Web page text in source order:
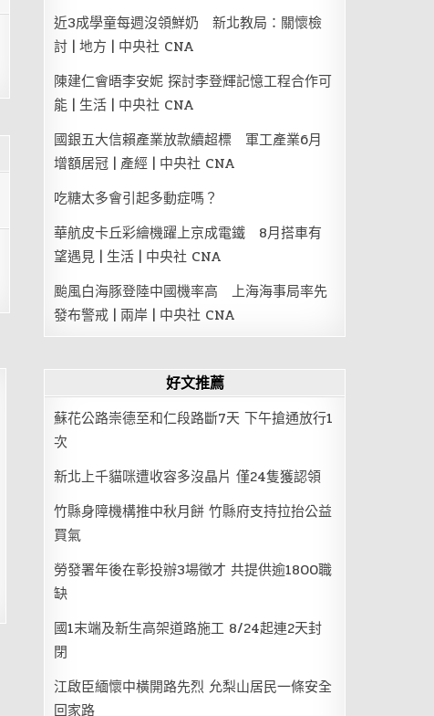
近3成學童每週沒領鮮奶 新北教局：關懷檢
討 | 地方 | 中央社 CNA
陳建仁會晤李安妮 探討李登輝記憶工程合作可
能 | 生活 | 中央社 CNA
國銀五大信賴產業放款續超標 軍工產業6月
增額居冠 | 產經 | 中央社 CNA
吃糖太多會引起多動症嗎？
華航皮卡丘彩繪機躍上京成電鐵 8月搭車有
望遇見 | 生活 | 中央社 CNA
颱風白海豚登陸中國機率高 上海海事局率先
發布警戒 | 兩岸 | 中央社 CNA
好文推薦
蘇花公路崇德至和仁段路斷7天 下午搶通放行1
次
新北上千貓咪遭收容多沒晶片 僅24隻獲認領
竹縣身障機構推中秋月餅 竹縣府支持拉抬公益
買氣
勞發署年後在彰投辦3場徵才 共提供逾1800職
缺
國1末端及新生高架道路施工 8/24起連2天封
閉
江啟臣緬懷中橫開路先烈 允梨山居民一條安全
回家路